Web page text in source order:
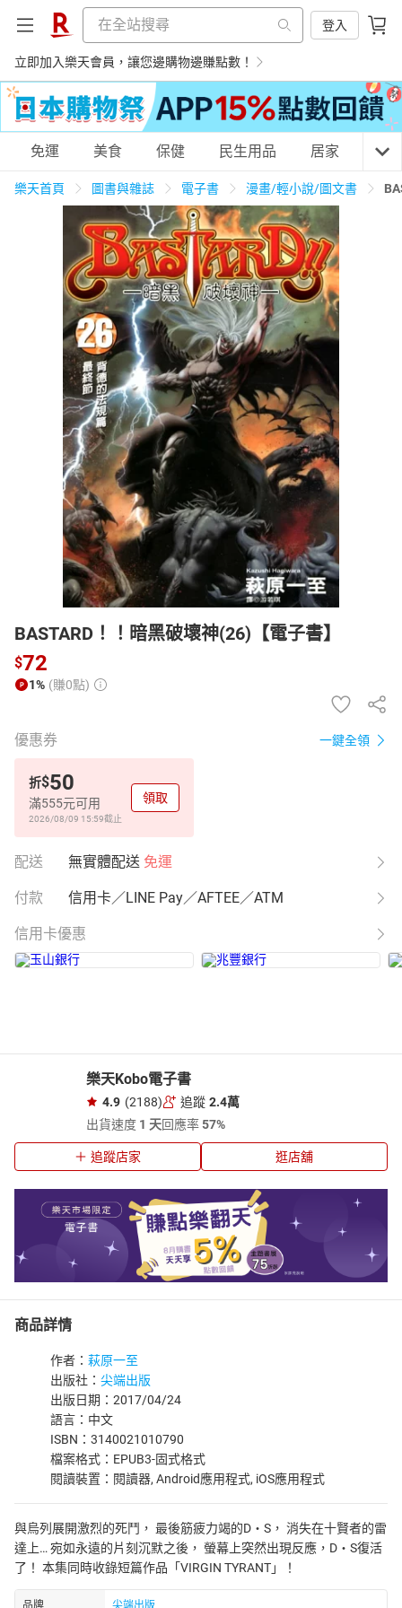
登入
立即加入樂天會員，讓您邊購物邊賺點數！
購物網分類
天天免運 美食蛋糕 養生保健 民生用品
居家生活 3C家電 運動休閒 親子玩具
女裝 男裝 化妝保養 情趣用品
日本購物 電子/紙本書
HOT
免運 美食 保健 民生用品 居家 3C
樂天首頁 圖書與雜誌 電子書 漫畫/輕小說/圖文書
BASTARD！！暗黑破壞神(26)【電子書】
$72
1% (賺0點)
優惠券 一鍵全領
折$50
滿555元可用
2026/08/09 15:59截止
領取
配送 無實體配送 免運
付款 信用卡／LINE Pay／AFTEE／ATM
信用卡優惠
樂天Kobo電子書
4.9 (2188) 追蹤 2.4萬
出貨速度 1 天回應率57%
追蹤店家 逛店舖
商品詳情
作者： 萩原一至
出版社： 尖端出版
出版日期：2017/04/24
語言：中文
ISBN：3140021010790
檔案格式：EPUB3-固式格式
閱讀裝置：閱讀器, Android應用程式, iOS應用程式
與烏列展開激烈的死鬥， 最後筋疲力竭的D‧S， 消失在十賢者的雷
達上… 宛如永遠的片刻沉默之後， 螢幕上突然出現反應，D‧S復活
了！ 本集同時收錄短篇作品「VIRGIN TYRANT」！
品牌 尖端出版